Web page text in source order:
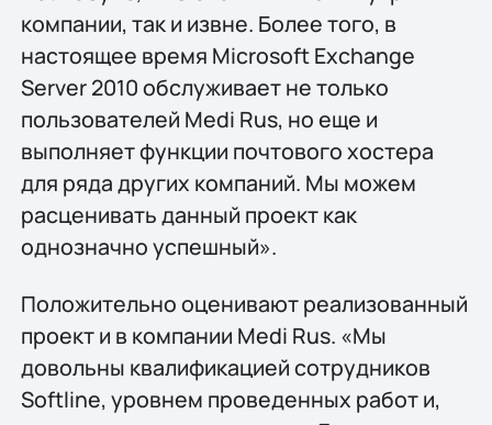
компании, так и извне. Более того, в
настоящее время Microsoft Exchange
Server 2010 обслуживает не только
пользователей Medi Rus, но еще и
выполняет функции почтового хостера
для ряда других компаний. Мы можем
расценивать данный проект как
однозначно успешный».
Положительно оценивают реализованный
проект и в компании Medi Rus. «Мы
довольны квалификацией сотрудников
Softline, уровнем проведенных работ и,